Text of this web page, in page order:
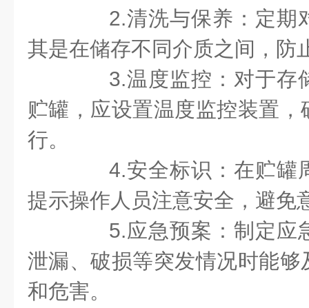
2.清洗与保养：定期
其是在储存不同介质之间，防
3.温度监控：对于存
贮罐，应设置温度监控装置
行。
4.安全标识：在贮罐
提示操作人员注意安全，避免
5.应急预案：制定应
泄漏、破损等突发情况时能
和危害。